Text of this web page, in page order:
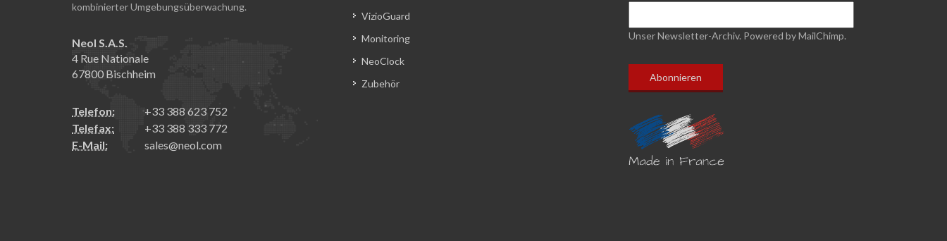
kombinierter Umgebungsüberwachung.
Neol S.A.S.
4 Rue Nationale
67800 Bischheim
Telefon:
+33 388 623 752
Telefax:
+33 388 333 772
E-Mail:
sales@neol.com
VizioGuard
Monitoring
NeoClock
Zubehör
Unser Newsletter-Archiv. Powered by MailChimp.